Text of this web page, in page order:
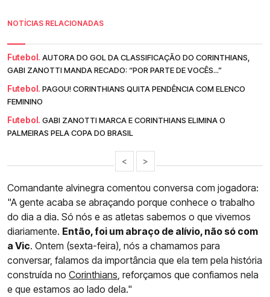
NOTÍCIAS RELACIONADAS
Futebol. AUTORA DO GOL DA CLASSIFICAÇÃO DO CORINTHIANS,
GABI ZANOTTI MANDA RECADO: “POR PARTE DE VOCÊS...”
Futebol. PAGOU! CORINTHIANS QUITA PENDÊNCIA COM ELENCO
FEMININO
Futebol. GABI ZANOTTI MARCA E CORINTHIANS ELIMINA O
PALMEIRAS PELA COPA DO BRASIL
< >
Comandante alvinegra comentou conversa com jogadora:
"A gente acaba se abraçando porque conhece o trabalho
do dia a dia. Só nós e as atletas sabemos o que vivemos
diariamente. Então, foi um abraço de alívio, não só com
a Vic. Ontem (sexta-feira), nós a chamamos para
conversar, falamos da importância que ela tem pela história
construída no Corinthians , reforçamos que confiamos nela
e que estamos ao lado dela."